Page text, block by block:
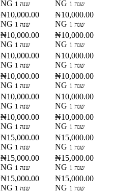
NG
1 שנה
NG
1 שנה
₦10,000.00
NG
1 שנה
₦10,000.00
NG
1 שנה
₦10,000.00
NG
1 שנה
₦10,000.00
NG
1 שנה
₦10,000.00
NG
1 שנה
₦10,000.00
NG
1 שנה
₦10,000.00
NG
1 שנה
₦10,000.00
NG
1 שנה
₦10,000.00
NG
1 שנה
₦10,000.00
NG
1 שנה
₦10,000.00
NG
1 שנה
₦10,000.00
NG
1 שנה
₦15,000.00
NG
1 שנה
₦15,000.00
NG
1 שנה
₦15,000.00
NG
1 שנה
₦15,000.00
NG
1 שנה
₦15,000.00
NG
1 שנה
₦15,000.00
NG
1 שנה